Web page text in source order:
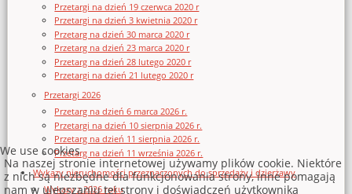
Przetargi na dzień 19 czerwca 2020 r
Przetargi na dzień 3 kwietnia 2020 r
Przetarg na dzień 30 marca 2020 r
Przetarg na dzień 23 marca 2020 r
Przetarg na dzień 28 lutego 2020 r
Przetargi na dzień 21 lutego 2020 r
Przetargi 2026
Przetarg na dzień 6 marca 2026 r.
Przetargi na dzień 10 sierpnia 2026 r.
Przetarg na dzień 11 sierpnia 2026 r.
Przetarg na dzień 11 września 2026 r.
Wykazy nieruchomości przeznaczonych do sprzedaży i dzierżawy
Wykazy z 2026 roku
We use cookies
Na naszej stronie internetowej używamy plików cookie. Niektóre
z nich są niezbędne dla funkcjonowania strony, inne pomagają
nam w ulepszaniu tej strony i doświadczeń użytkownika